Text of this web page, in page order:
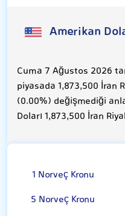
Amerikan
Cuma 7 Ağustos 2026
piyasada 1,873,500 İran
(0.00%) değişmediği
Doları 1,873,500 İran
1 Norveç Kronu
5 Norveç Kronu